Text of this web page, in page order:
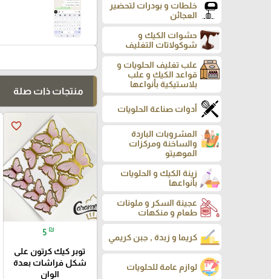
خلطات و بودرات لتحضير
العجائن
حشوات الكيك و
شوكولاتات التغليف
علب تغليف الحلويات و
قواعد الكيك و علب
بلاستيكية بأنواعها
أدوات صناعة الحلويات
المشروبات الباردة
والساخنة ومركزات
الموهيتو
زينة الكيك و الحلويات
بأنواعها
عجينة السكر و ملونات
طعام و منكهات
كريما و زبدة , جبن كريمي
لوازم عامة للحلويات
منتجات ذات صلة
favorite_border
5 ₪
توبر كيك كرتون على
شكل فراشات بعدة
الوان